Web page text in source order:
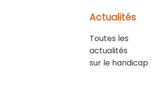
Actualités
Toutes les
actualités
sur le handicap